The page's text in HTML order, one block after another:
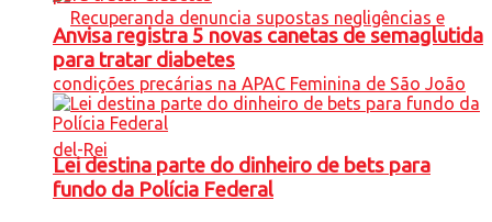
Anvisa registra 5 novas canetas de semaglutida
para tratar diabetes
Lei destina parte do dinheiro de bets para
fundo da Polícia Federal